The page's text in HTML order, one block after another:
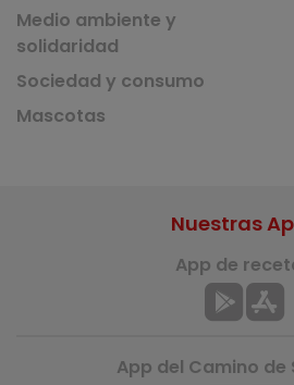
Medio ambiente y
solidaridad
Sociedad y consumo
Mascotas
Nuestras
App de
App del Camino de